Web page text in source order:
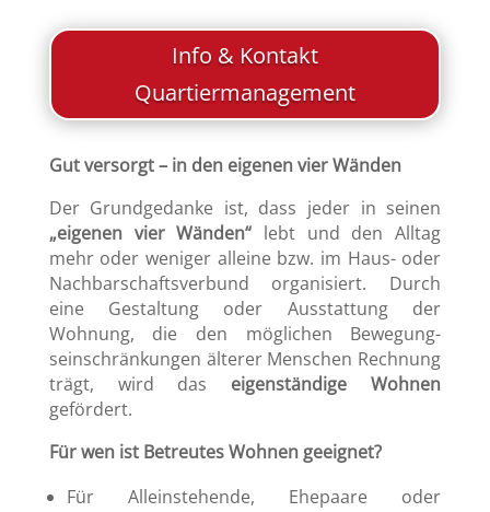
Info & Kontakt
Quartiermanagement
Gut versorgt – in den eigenen vier Wänden
Der Grundgedanke ist, dass jeder in seinen
„eigenen vier Wänden“ lebt und den Alltag
mehr oder weniger alleine bzw. im Haus- oder
Nachbarschaftsverbund organisiert. Durch
eine Gestaltung oder Ausstattung der
Wohnung, die den möglichen Bewegung-
seinschränkungen älterer Menschen Rechnung
trägt, wird das eigenständige Wohnen
gefördert.
Für wen ist Betreutes Wohnen geeignet?
Für Alleinstehende, Ehepaare oder